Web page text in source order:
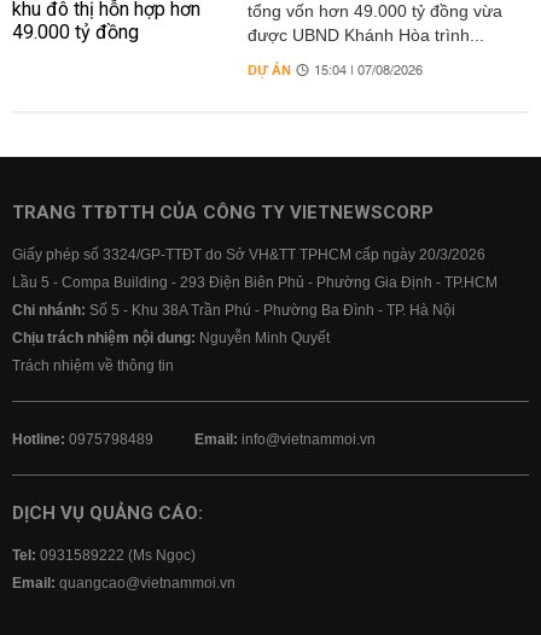
tổng vốn hơn 49.000 tỷ đồng vừa
được UBND Khánh Hòa trình...
DỰ ÁN 15:04 | 07/08/2026
TRANG TTĐTTH CỦA CÔNG TY VIETNEWSCORP
Giấy phép số 3324/GP-TTĐT do Sở VH&TT TPHCM cấp ngày 20/3/2026
Lầu 5 - Compa Building - 293 Điện Biên Phủ - Phường Gia Định - TP.HCM
Chi nhánh: Số 5 - Khu 38A Trần Phú - Phường Ba Đình - TP. Hà Nội
Chịu trách nhiệm nội dung: Nguyễn Minh Quyết
Trách nhiệm về thông tin
Hotline: 0975798489 Email: info@vietnammoi.vn
DỊCH VỤ QUẢNG CÁO:
Tel: 0931589222 (Ms Ngọc)
Email: quangcao@vietnammoi.vn